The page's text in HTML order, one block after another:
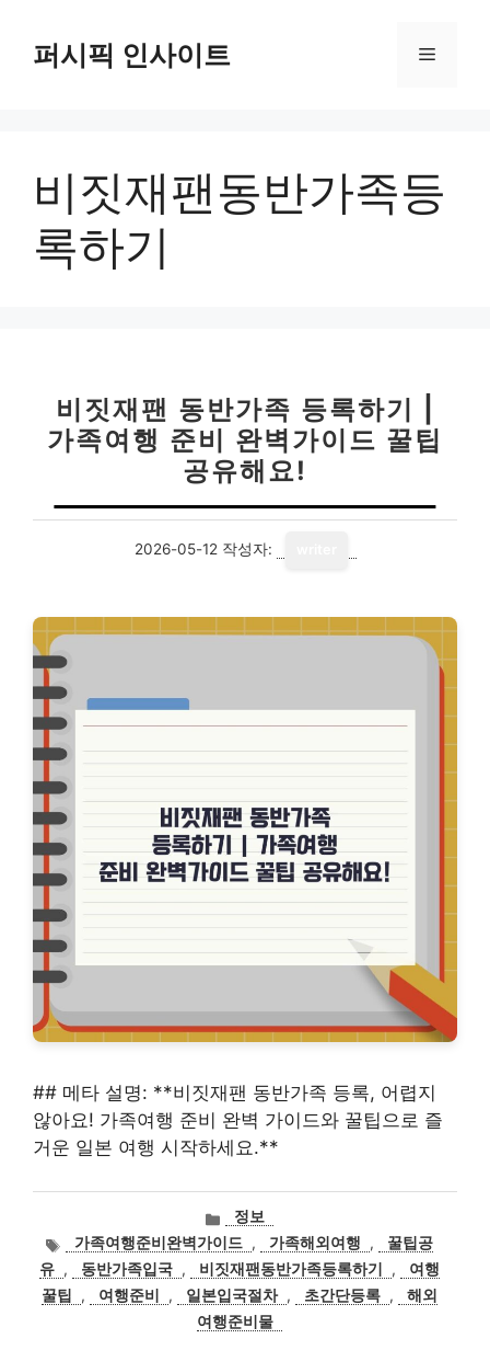
퍼시픽 인사이트 메
비짓재팬동반가족등
록하기
비짓재팬 동반가족 등록하기 |
가족여행 준비 완벽가이드 꿀팁
공유해요!
2026-05-12 작성자:
## 메타 설명: **비짓재팬 동반가족 등록, 어렵지
않아요! 가족여행 준비 완벽 가이드와 꿀팁으로 즐
거운 일본 여행 시작하세요.**
카
테
고
리
정보
태가족여행준비완벽가이드 , 가족해외여행 ,
꿀팁공
유 , 동반가족입국 , 비짓재팬동반가족등록하기 ,
여행
꿀팁
, 여행준비 , 일본입국절차 , 초간단등록 ,
해외
여행준비물